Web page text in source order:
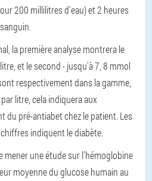
200 millilitres d'eau) et 2 heures
la première analyse montrera le
et le second - jusqu'à 7, 8 mmol
respectivement dans la gamme,
litre, cela indiquera aux
du pré-antiabet chez le patient. Les
indiquent le diabète.
mener une étude sur l'hémoglobine
moyenne du glucose humain au